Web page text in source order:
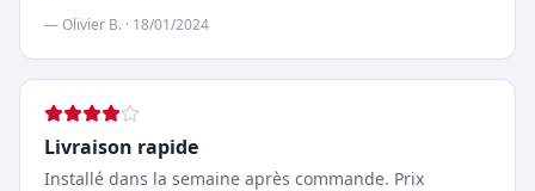
—Olivier B. · 18/01/2024
Livraison rapide
Installé dans la semaine après commande. Prix